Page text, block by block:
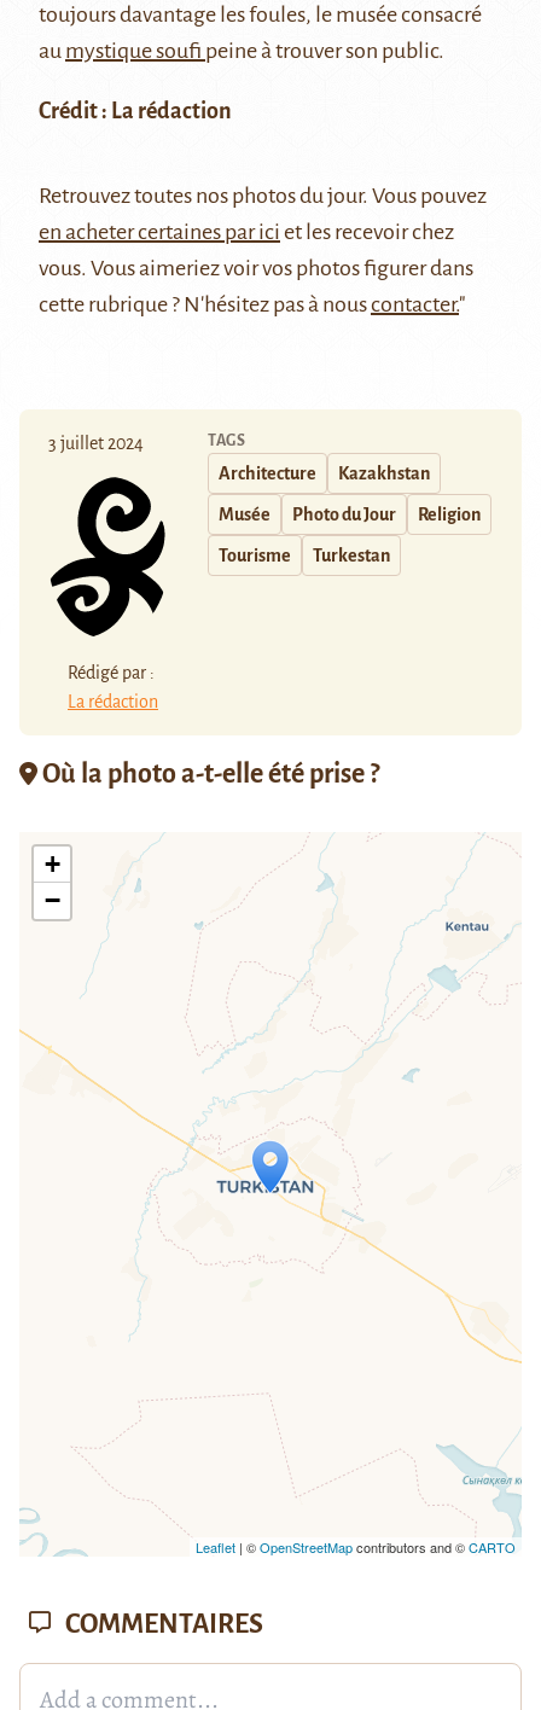
toujours davantage les foules, le musée consacré
au mystique soufi peine à trouver son public.
Crédit : La rédaction
Retrouveztoutes nos photos du jour. Vous pouvez
en acheter certaines par ici et les recevoir chez
vous. Vous aimeriez voir vos photos figurer dans
cette rubrique ? N'hésitez pas à nouscontacter."
3 juillet 2024
Rédigé par :
La rédaction
TAGS
Architecture Kazakhstan
Musée Photo du Jour Religion
Tourisme Turkestan
Où la photo a-t-elle été prise ?
Travelers' Map is loading...
If you see this after your page is
loaded completely, leafletJS files are
+
−
Leaflet| ©OpenStreetMapcontributors and ©CARTO
COMMENTAIRES